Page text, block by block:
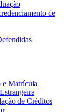
de
e Matrícula
de Créditos